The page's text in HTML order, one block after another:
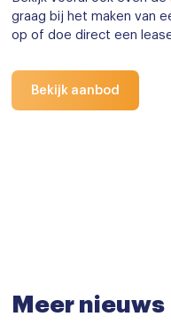
graag bij het maken van
op of doe direct een
Bekijk aanbod
Meer nieuws